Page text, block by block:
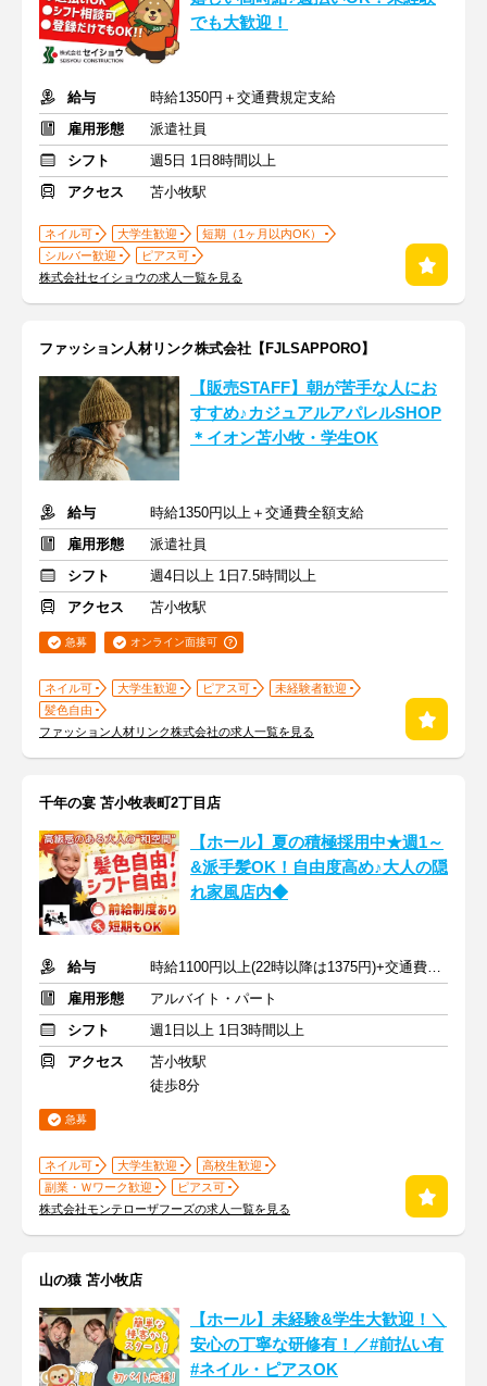
でも大歓迎！
給与
時給1350円＋交通費規定支給
雇用形態
派遣社員
シフト
週5日 1日8時間以上
アクセス
苫小牧駅
ネイル可 大学生歓迎
短期（1ヶ月以内OK）
シルバー歓迎
ピアス可
株式会社セイショウの求人一覧を見る
ファッション人材リンク株式会社【FJLSAPPORO】
【販売STAFF】朝が苦手な人にお
すすめ♪カジュアルアパレルSHOP
＊イオン苫小牧・学生OK
給与
時給1350円以上＋交通費全額支給
雇用形態
派遣社員
シフト
週4日以上 1日7.5時間以上
アクセス
苫小牧駅
急募 オンライン面接可
ネイル可 大学生歓迎 ピアス可
未経験者歓迎
髪色自由
ファッション人材リンク株式会社の求人一覧を見る
千年の宴 苫小牧表町2丁目店
【ホール】夏の積極採用中★週1～
&派手髪OK！自由度高め♪大人の隠
れ家風店内◆
給与
時給1100円以上(22時以降は1375円)+交通費規定内支給
雇用形態
アルバイト・パート
シフト
週1日以上 1日3時間以上
アクセス
苫小牧駅
徒歩8分
急募
ネイル可 大学生歓迎
高校生歓迎
副業・Ｗワーク歓迎
ピアス可
株式会社モンテローザフーズの求人一覧を見る
山の猿 苫小牧店
【ホール】未経験&学生大歓迎！＼
安心の丁寧な研修有！／#前払い有
#ネイル・ピアスOK